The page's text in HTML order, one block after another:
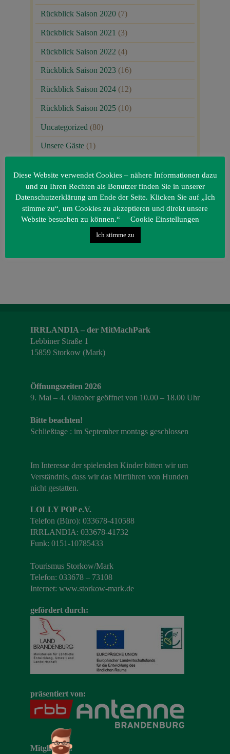
Rückblick Saison 2020 (7)
Rückblick Saison 2021 (3)
Rückblick Saison 2022 (4)
Rückblick Saison 2023 (16)
Rückblick Saison 2024 (12)
Rückblick Saison 2025 (10)
Uncategorized (80)
Unsere Gäste (1)
IRRLANDIA – der MitMachPark
Lebbiner Straße 1
15859 Storkow (Mark)
Öffnungszeiten 2026
9. Mai – 4. Oktober geöffnet von 10.00 – 18.00 Uhr
Bitte beachten!
Schließtage : im September montags geschlossen
Im Interesse der spielenden Kinder bitten wir um
Verständnis, dass wir das Mitführen von Hunden
nicht gestatten.
LOLLY POP e.V.
Telefon (Büro): 033678-410588
IRRLANDIA: 033678-41732
Funk: 0151-10785433
Tourismus Storkow/Mark
Telefon: 033678 – 73108
Internet: www.storkow-mark.de
gefördert durch:
präsentiert von:
Mitglied im:
Diese Website verwendet Cookies – nähere Informationen dazu
und zu Ihren Rechten als Benutzer finden Sie in unserer
Datenschutzerklärung am Ende der Seite. Klicken Sie auf „Ich
stimme zu“, um Cookies zu akzeptieren und direkt unsere
Website besuchen zu können.“
Cookie Einstellungen
Ich stimme zu